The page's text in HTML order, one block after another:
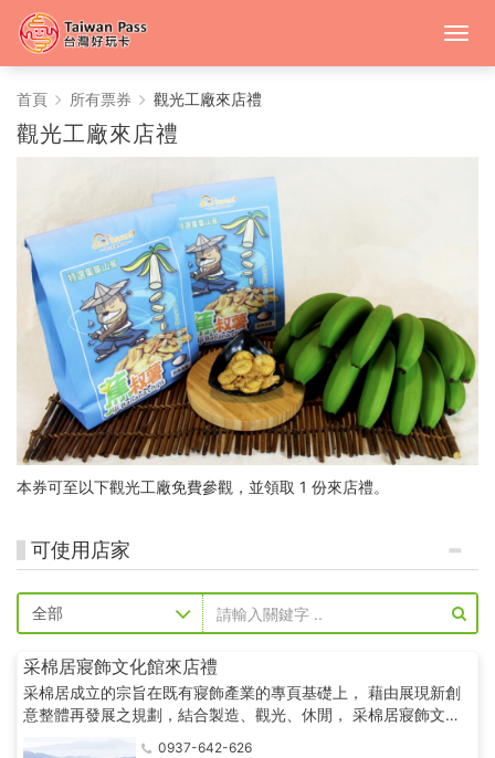
中
台
好
玩
卡
首頁 所有票券 觀光工廠來店禮
觀光工廠來店禮
本券可至以下觀光工廠免費參觀，並領取 1 份來店禮。
可使用店家
采棉居寢飾文化館來店禮
采棉居成立的宗旨在既有寢飾產業的專頁基礎上， 藉由展現新創
意整體再發展之規劃，結合製造、觀光、休閒， 采棉居寢飾文化
0937-642-626